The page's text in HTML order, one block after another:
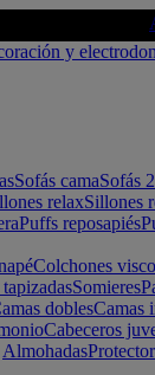
Sofás camaSofás
relaxSillones
Puffs reposapiés
Colchones
Somieres
doblesCamas
Cabeceros
Almohadas